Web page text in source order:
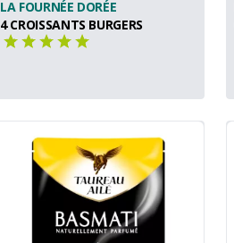
LA FOURNÉE DORÉE
4 CROISSANTS BURGERS